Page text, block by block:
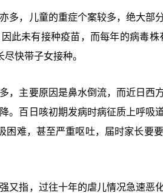
多，儿童的重症个案较多，绝大部
此未有接种疫苗，而每年的病毒
快带子女接种。
，主要原因是鼻水倒流，而近日西
。百日咳初期发病时病征质上呼吸
困难，甚至严重呕吐，届时家长
又指，过往十年的虐儿情况急速恶